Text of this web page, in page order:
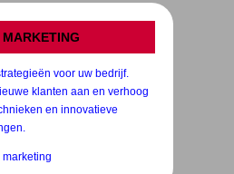
voor uw bedrijf.
klanten aan en verhoog
en innovatieve